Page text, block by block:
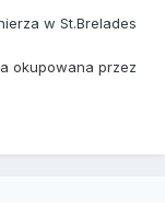
w St.Brelades
okupowana przez